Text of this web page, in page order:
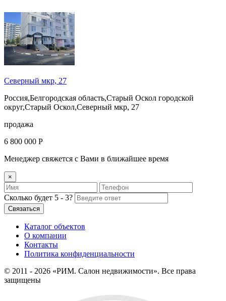
Северный мкр, 27
Россия,Белгородская область,Старый Оскол городской
округ,Старый Оскол,Северный мкр, 27
продажа
6 800 000 Р
Менеджер свяжется с Вами в ближайшее время
×
Сколько будет 5 - 3?
Каталог объектов
О компании
Контакты
Политика конфиденциальности
© 2011 - 2026 «РИМ. Салон недвижимости». Все права
защищены